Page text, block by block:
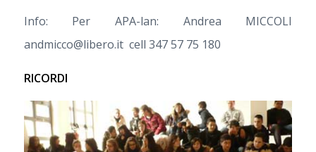
Info: Per APA-lan: Andrea MICCOLI
andmicco@libero.it cell 347 57 75 180
RICORDI